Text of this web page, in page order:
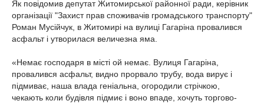
Як повідомив депутат Житомирської районної ради, керівник
організації "Захист прав споживачів громадського транспорту"
Роман Мусійчук, в Житомирі на вулиці Гагаріна провалився
асфальт і утворилася величезна яма.
«Немає господаря в місті ой немає. Вулиця Гагаріна,
провалився асфальт, видно прорвало трубу, вода вирує і
підмиває, наша влада геніальна, огородили стрічкою,
чекають коли будівля підмиє і воно впаде, хочуть торгово-